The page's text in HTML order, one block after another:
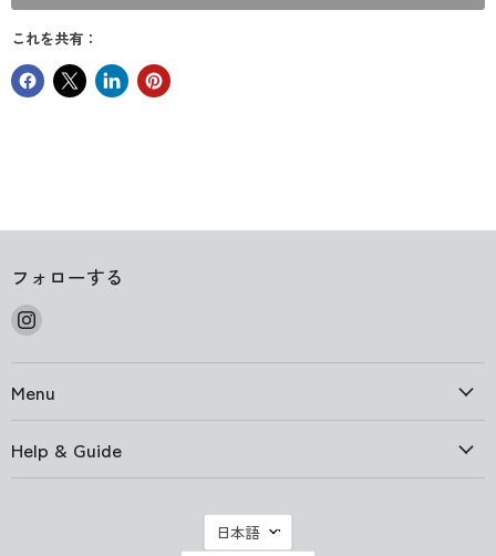
これを共有：
フォローする
Instagram
見
つ
く
Menu
Help & Guide
言日本語